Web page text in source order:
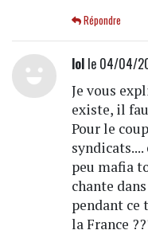
Répondre
lolle 04/04/
Je vous
existe, il
Pour le
peu mafia
chante
pendant ce
la France